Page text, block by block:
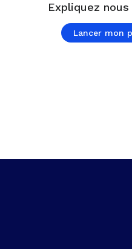
Expliquez
Lancer mon